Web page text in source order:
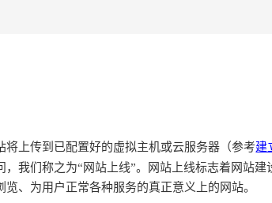
将上传到已配置好的虚拟主机或云服务器（参考建
我们称之为“网站上线”。网站上线标志着网站
、为用户正常各种服务的真正意义上的网站。